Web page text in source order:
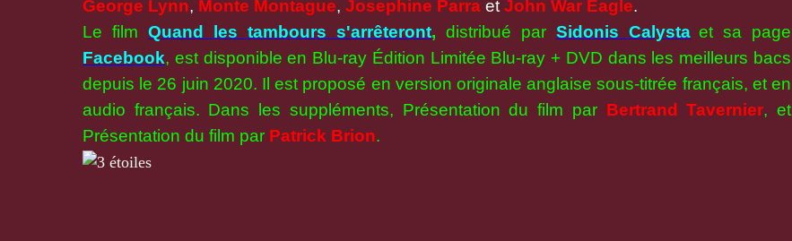
George Lynn, Monte Montague, Josephine Parra et John War Eagle.
Le film Quand les tambours s'arrêteront, distribué par Sidonis Calysta et sa page
Facebook, est disponible en Blu-ray Édition Limitée Blu-ray + DVD dans les meilleurs bacs
depuis le 26 juin 2020. Il est proposé en version originale anglaise sous-titrée français, et en
audio français. Dans les suppléments, Présentation du film par Bertrand Tavernier, et
Présentation du film par Patrick Brion.